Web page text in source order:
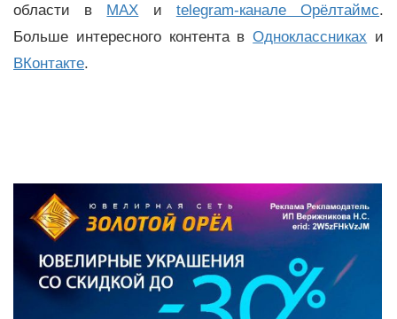
области в MAX и telegram-канале Орёлтаймс.
Больше интересного контента вОдноклассниках и
ВКонтакте.